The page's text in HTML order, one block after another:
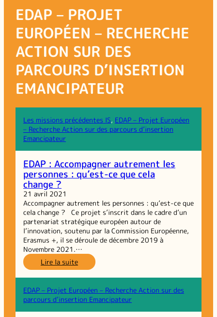
EDAP – PROJET
EUROPÉEN – RECHERCHE
ACTION SUR DES
PARCOURS D’INSERTION
EMANCIPATEUR
Les missions précédentes IS, EDAP – Projet Européen
– Recherche Action sur des parcours d’insertion
Emancipateur
EDAP : Accompagner autrement les
personnes : qu’est-ce que cela
change ?
21 avril 2021
Accompagner autrement les personnes : qu’est-ce que
cela change ? Ce projet s’inscrit dans le cadre d’un
partenariat stratégique européen autour de
l’innovation, soutenu par la Commission Européenne,
Erasmus +, il se déroule de décembre 2019 à
Novembre 2021.…
Lire la suite:
EDAP :
Accompagner
autrement
les
EDAP – Projet Européen – Recherche Action sur des
parcours d’insertion Emancipateur